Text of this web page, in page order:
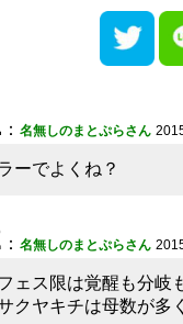
： 名無しのまとぷらさん
ーでよくね？
： 名無しのまとぷらさん
ェス限は覚醒も分岐
クヤキチは母数が多